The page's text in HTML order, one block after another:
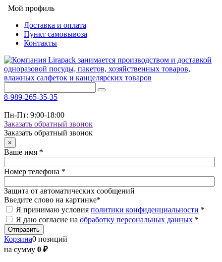
Мой профиль
Доставка и оплата
Пункт самовывоза
Контакты
8-989-265-35-35
Пн-Пт: 9:00-18:00
Заказать обратный звонок
Заказать обратный звонок
×
Ваше имя *
Номер телефона *
Защита от автоматических сообщений
Введите слово на картинке*
Я принимаю условия политики конфиденциальности *
Я даю согласие на обработку персональных данных *
Корзина0 позиций
на сумму 0 ₽